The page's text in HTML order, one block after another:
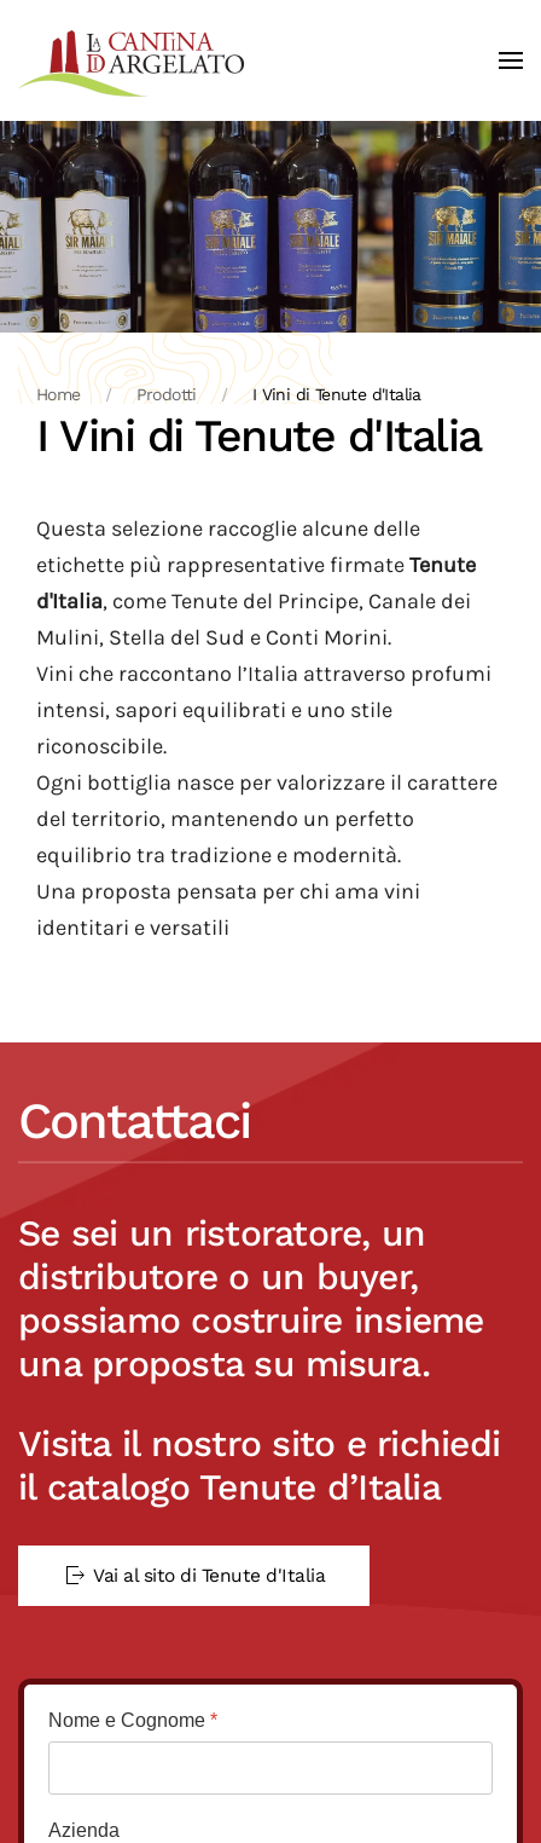
Skip to main content
Home Prodotti I Vini di Tenute d'Italia
I Vini di Tenute d'Italia
Questa selezione raccoglie alcune delle
etichette più rappresentative firmateTenute
d'Italia, come Tenute del Principe, Canale dei
Mulini, Stella del Sud e Conti Morini.
Vini che raccontano l’Italia attraverso profumi
intensi, sapori equilibrati e uno stile
riconoscibile.
Ogni bottiglia nasce per valorizzare il carattere
del territorio, mantenendo un perfetto
equilibrio tra tradizione e modernità.
Una proposta pensata per chi ama vini
identitari e versatili
Contattaci
Se sei un ristoratore, un
distributore o un buyer,
possiamo costruire insieme
una proposta su misura.
Visita il nostro sito e richiedi
il catalogo Tenute d’Italia
Vai al sito di Tenute d'Italia
Nome e Cognome *
Azienda